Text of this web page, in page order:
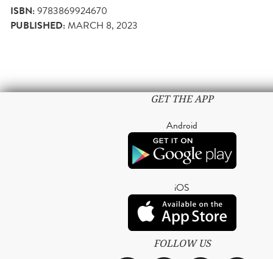
ISBN:9783869924670
PUBLISHED:MARCH 8, 2023
GET THE APP
Android
iOS
FOLLOW US